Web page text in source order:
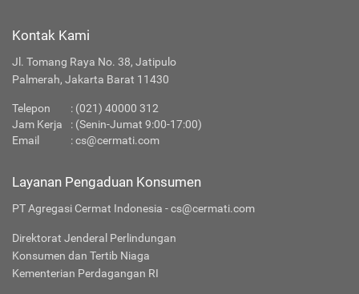
Kontak Kami
Jl. Tomang Raya No. 38, Jatipulo
Palmerah, Jakarta Barat 11430
Telepon : (021) 40000 312
Jam Kerja
: (Senin-Jumat 9:00-17:00)
Email
:cs@cermati.com
Layanan Pengaduan Konsumen
PT Agregasi Cermat Indonesia - cs@cermati.com
Direktorat Jenderal Perlindungan
Konsumen dan Tertib Niaga
Kementerian Perdagangan RI